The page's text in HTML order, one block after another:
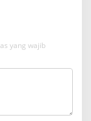
yang wajib